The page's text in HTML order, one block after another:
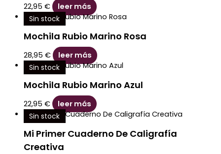
22,95 €
leer más
Sin stock
Mochila Rubio Marino Rosa
28,95 €
leer más
Sin stock
Mochila Rubio Marino Azul
22,95 €
leer más
Sin stock
Mi Primer Cuaderno De Caligrafía
Creativa